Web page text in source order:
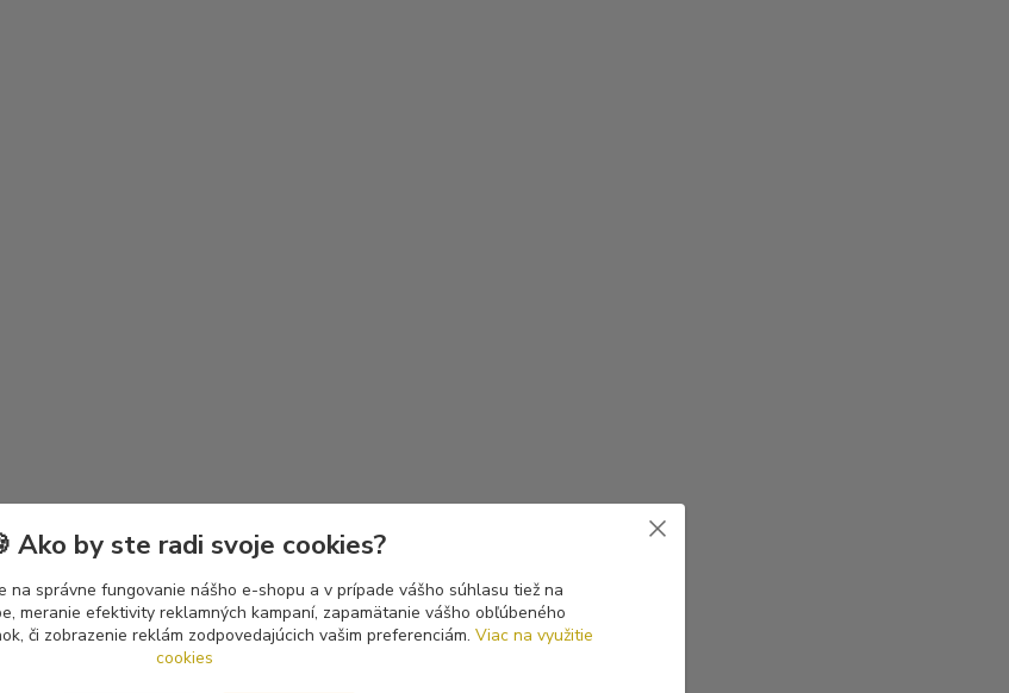
Ako by ste radi svoje cookies?
na správne fungovanie nášho e-shopu a v prípade vášho súhlasu tiež na
meranie efektivity reklamných kampaní, zapamätanie vášho obľúbeného
či zobrazenie reklám zodpovedajúcich vašim preferenciám. Viac na využitie
cookies